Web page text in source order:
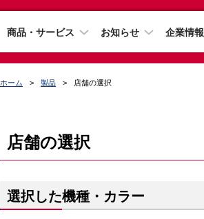
商品・サービス お知らせ 企業情報
ホーム 製品 店舗の選択
店舗の選択
選択した機種・カラー